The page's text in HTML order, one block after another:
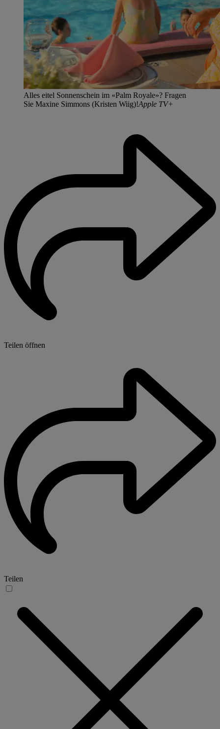
Alles eitel Sonnenschein im «Palm Royale»? Fragen
Sie Maxine Simmons (Kristen Wiig)!Apple TV+
Teilen öffnen
Teilen